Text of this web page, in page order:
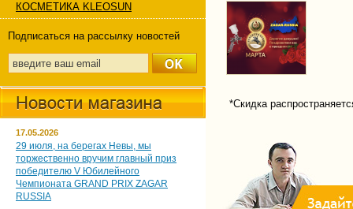
КОСМЕТИКА KLEOSUN
Подписаться на рассылку новостей
17.05.2026
29 июля, на берегах Невы, мы
торжественно вручим главный приз
победителю V Юбилейного
Чемпионата GRAND PRIX ZAGAR
RUSSIA
*Скидка